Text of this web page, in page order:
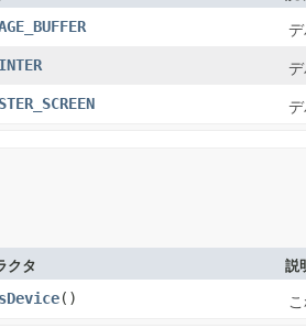
デ
デ
クタ 説
()